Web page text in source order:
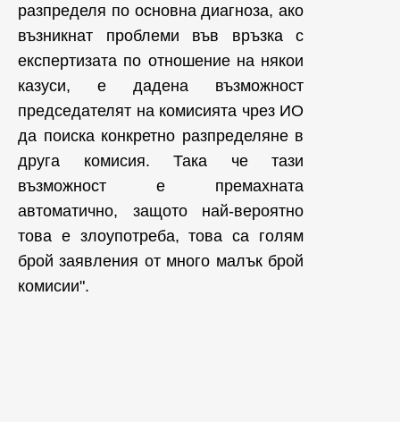
разпределя по основна диагноза, ако
възникнат проблеми във връзка с
експертизата по отношение на някои
казуси, е дадена възможност
председателят на комисията чрез ИО
да поиска конкретно разпределяне в
друга комисия. Така че тази
възможност е премахната
автоматично, защото най-вероятно
това е злоупотреба, това са голям
брой заявления от много малък брой
комисии".